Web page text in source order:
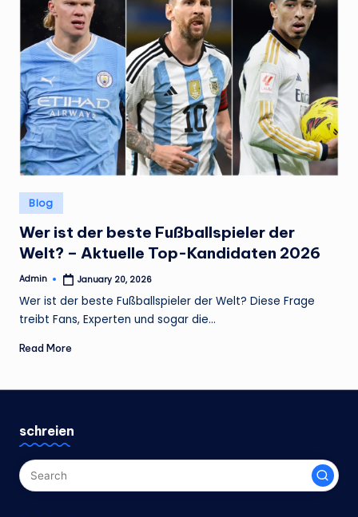
Posted
in
Blog
Wer ist der beste Fußballspieler der
Welt? – Aktuelle Top-Kandidaten 2026
Posted
Admin January 20, 2026
Wer ist der beste Fußballspieler der Welt? Diese Frage
treibt Fans, Experten und sogar die…
Read More
schreien